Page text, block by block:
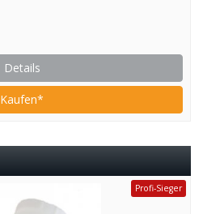
Details
Kaufen*
Profi-Sieger